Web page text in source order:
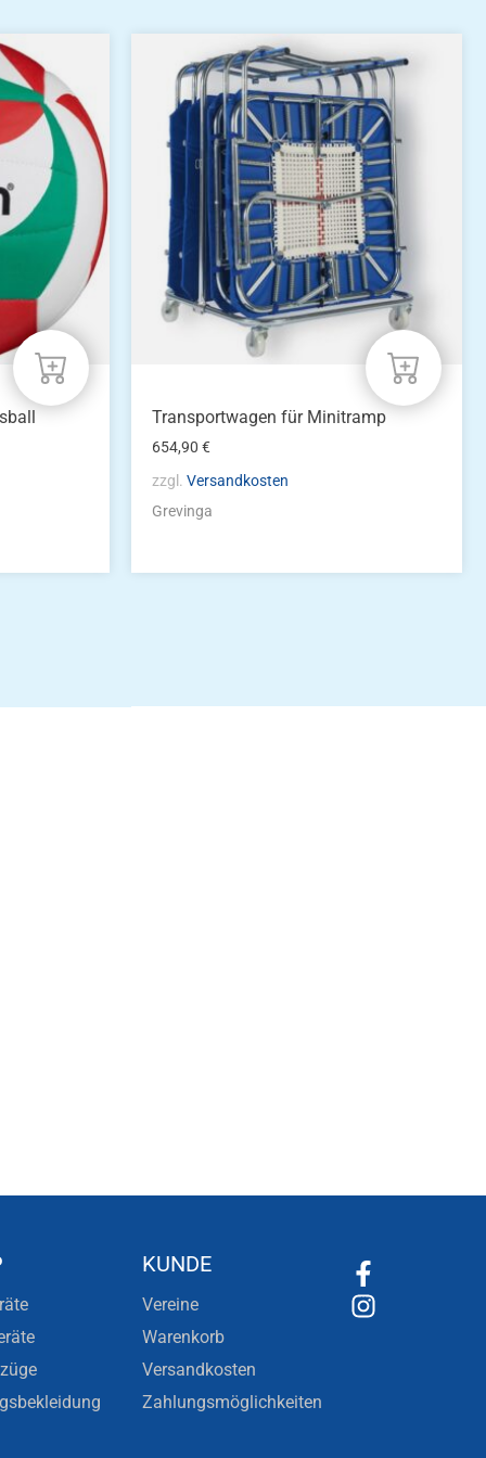
Transportwagen für Minitramp
654,90€
zzgl.Versandkosten
Grevinga
KUNDE
Vereine
Warenkorb
Versandkosten
Zahlungsmöglichkeiten